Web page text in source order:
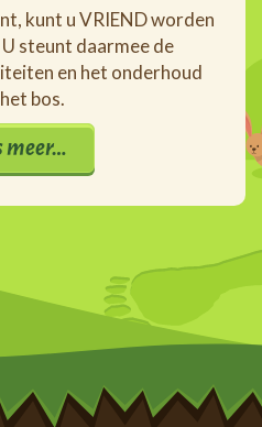
kunt u VRIEND worden
steunt daarmee de
en het onderhoud
bos.
meer…